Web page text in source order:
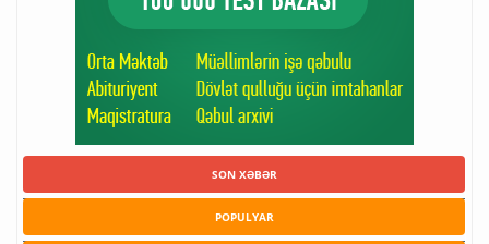
SON XƏBƏR
POPULYAR